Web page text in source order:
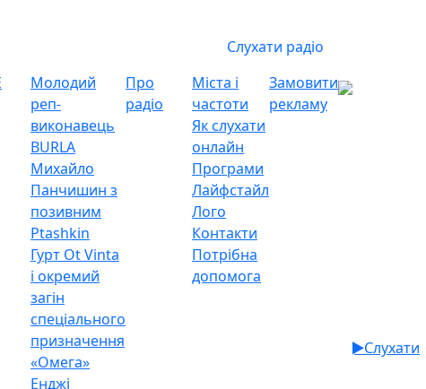
Слухати радіо
Молодий
реп-
виконавець
BURLA
Михайло
Панчишин з
позивним
Ptashkin
Гурт Ot Vinta
і окремий
загін
спеціального
призначення
«Омега»
Енджі
Про
радіо
Міста і
частоти
Як слухати
онлайн
Програми
Лайфстайл
Лого
Контакти
Потрібна
допомога
Замовити
рекламу
Слухати